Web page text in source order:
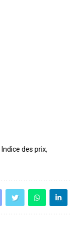
Indice des prix,